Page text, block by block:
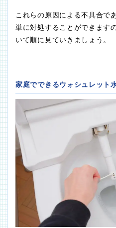
これらの原因による不具合で
単に対処することができます
いて順に見ていきましょう。
家庭でできるウォシュレット